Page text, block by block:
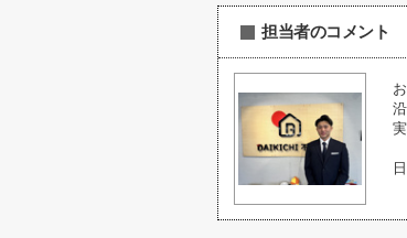
担当者のコメント